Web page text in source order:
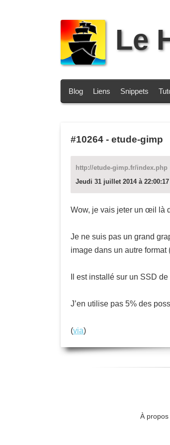
Le
Blog Liens Snippets
#10264 - etude-gimp
http://etude-gimp.fr/index.php
Jeudi 31 juillet 2014 à 22:00:17
Wow, je vais jeter un œil là
Je ne suis pas un grand
image dans un autre
Il est installé sur un SSD
J’en utilise pas 5% des
(via)
À propos